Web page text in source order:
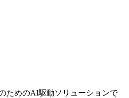
ためのAI駆動ソリューションで